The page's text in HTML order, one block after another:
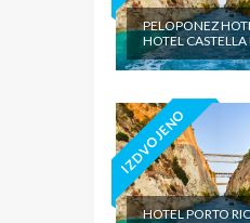
PELOPONEZ
HOTEL
IZDVOJENO
HOTEL PORTO